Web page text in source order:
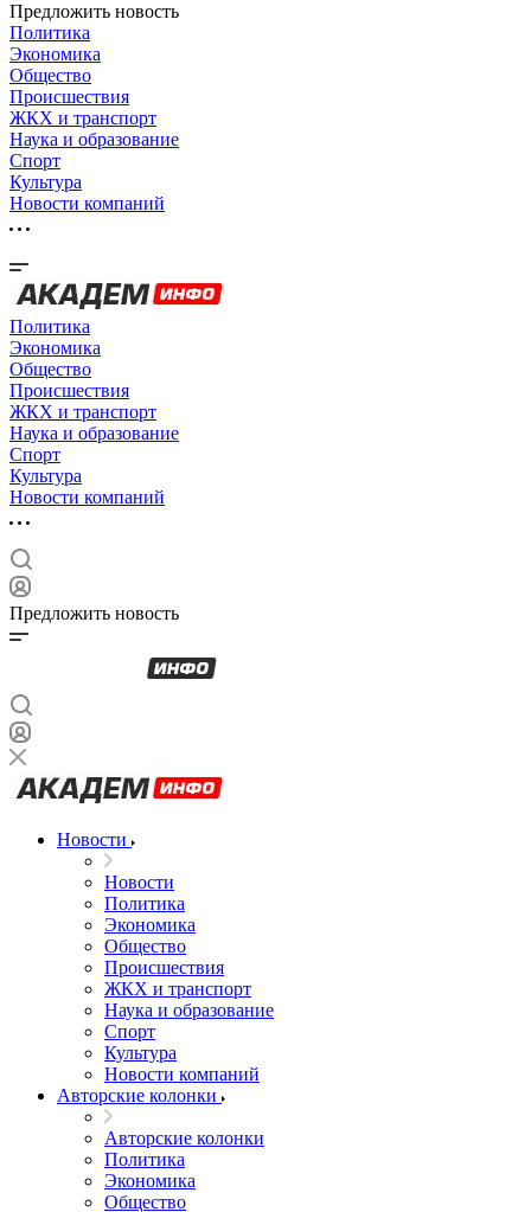
Предложить новость
Политика
Экономика
Общество
Происшествия
ЖКХ и транспорт
Наука и образование
Спорт
Культура
Новости компаний
Политика
Экономика
Общество
Происшествия
ЖКХ и транспорт
Наука и образование
Спорт
Культура
Новости компаний
Предложить новость
Новости
Новости
Политика
Экономика
Общество
Происшествия
ЖКХ и транспорт
Наука и образование
Спорт
Культура
Новости компаний
Авторские колонки
Авторские колонки
Политика
Экономика
Общество